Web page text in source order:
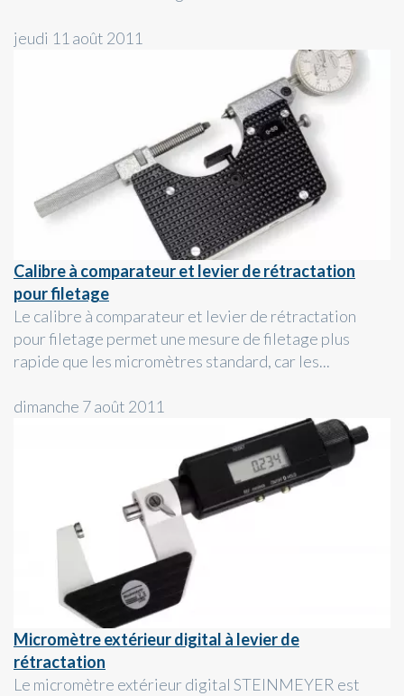
jeudi 11 août 2011
Calibre à comparateur et levier de rétractation
pour filetage
Le calibre à comparateur et levier de rétractation
pour filetage permet une mesure de filetage plus
rapide que les micromètres standard, car les...
dimanche 7 août 2011
Micromètre extérieur digital à levier de
rétractation
Le micromètre extérieur digital STEINMEYER est